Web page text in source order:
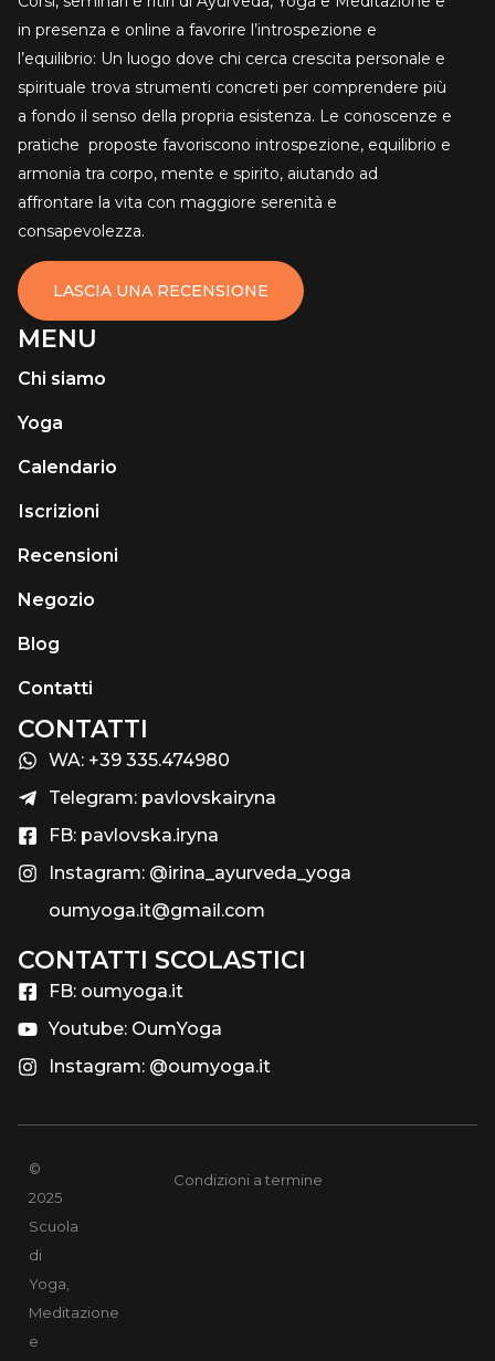
in presenza e online a favorire l’introspezione e
l’equilibrio: Un luogo dove chi cerca crescita personale e
spirituale trova strumenti concreti per comprendere più
a fondo il senso della propria esistenza. Le conoscenze e
pratiche proposte favoriscono introspezione, equilibrio e
armonia tra corpo, mente e spirito, aiutando ad
affrontare la vita con maggiore serenità e
consapevolezza.
LASCIA UNA RECENSIONE
MENU
Chi siamo
Yoga
Calendario
Іscrizioni
Recensioni
Negozio
Blog
Contatti
CONTATTI
WA: +39 335.474980
Telegram: pavlovskairyna
FB: pavlovska.iryna
Instagram: @irina_ayurveda_yoga
oumyoga.it@gmail.com
CONTATTI SCOLASTICI​
FB: oumyoga.it
Youtube: OumYoga
Instagram: @oumyoga.it
©
2025
Scuola
di
Yoga,
Meditazione
e
Condizioni a termine